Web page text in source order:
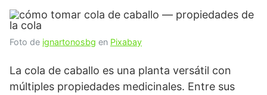
Foto de ignartonosbg en Pixabay
La cola de caballo es una planta versátil con
múltiples propiedades medicinales. Entre sus